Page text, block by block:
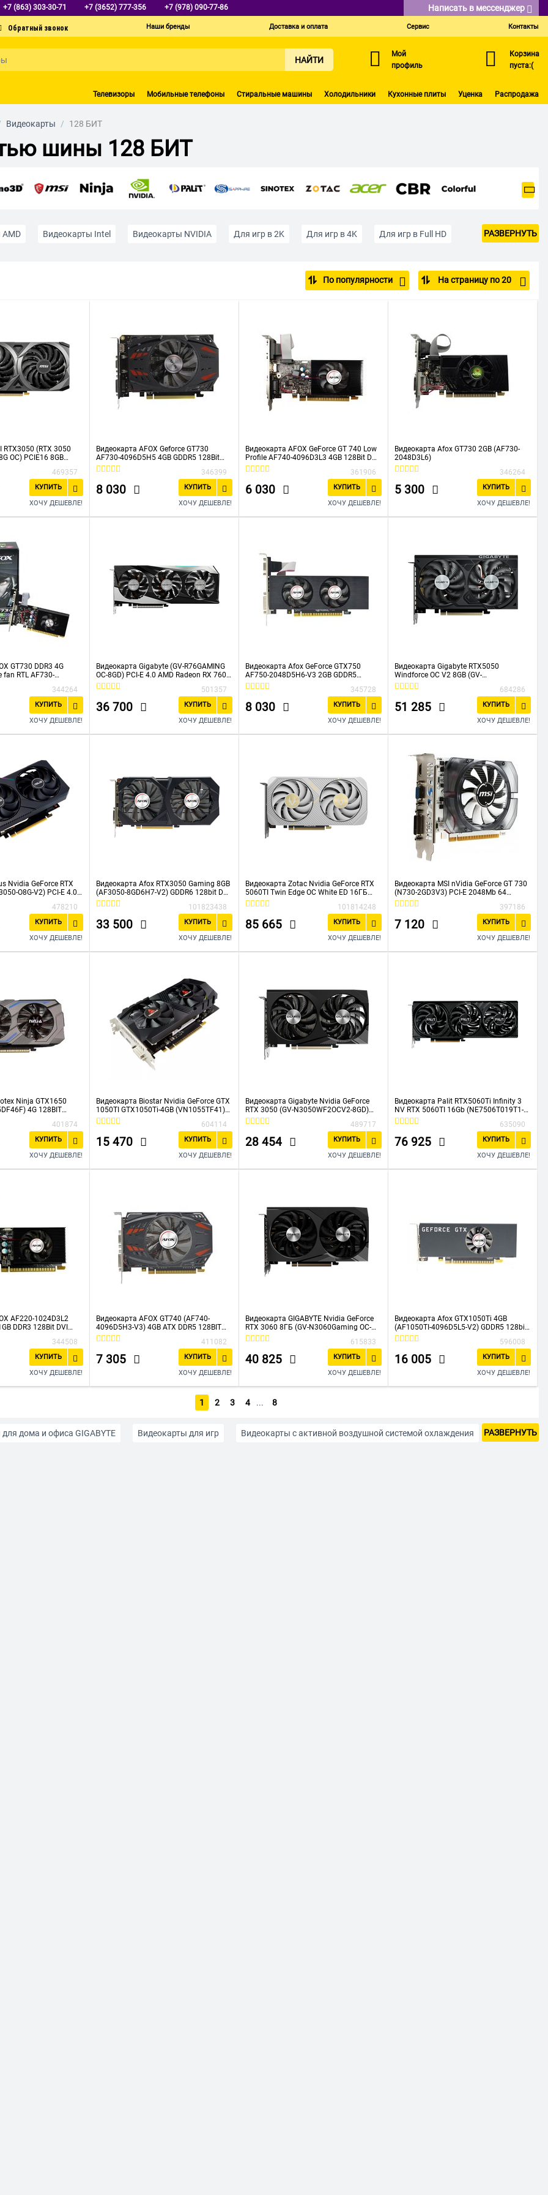
+7 (863) 303-30-71 +7 (3652) 777-356 +7 (978) 090-77-86 Написать в мессенджер
Наши бренды Доставка и оплата Сервис Контакты
НАЙТИ
Мой
профиль
Корзина
пуста:(
Телевизоры Мобильные телефоны Стиральные машины Холодильники Кухонные плиты Уценка Распродажа
Видеокарты / 128 БИТ
шины 128 БИТ
Видеокарты Intel Видеокарты NVIDIA Для игр в 2K Для игр в 4K Для игр в Full HD РАЗВЕРНУТЬ
По популярности На страницу по 20
RTX3050 (RTX 3050
OC) PCIE16 8GB
469357
КУПИТЬ
ХОЧУ ДЕШЕВЛЕ!
Видеокарта AFOX Geforce GT730
AF730-4096D5H5 4GB GDDR5 128Bit
DVI HDMI VGA ATX Single Fan
346399
8 030
КУПИТЬ
ХОЧУ ДЕШЕВЛЕ!
Видеокарта AFOX GeForce GT 740 Low
Profile AF740-4096D3L3 4GB 128Bit DVI
HDMI VGA, Single fan
361906
6 030
КУПИТЬ
ХОЧУ ДЕШЕВЛЕ!
Видеокарта Afox GT730 2GB (AF730-
2048D3L6)
346264
5 300
КУПИТЬ
ХОЧУ ДЕШЕВЛЕ!
GT730 DDR3 4G
fan RTL AF730-
344264
КУПИТЬ
ХОЧУ ДЕШЕВЛЕ!
Видеокарта Gigabyte (GV-R76GAMING
OC-8GD) PCI-E 4.0 AMD Radeon RX 7600
8192Mb 128 GDDR6 2355/18000
501357
36 700
КУПИТЬ
ХОЧУ ДЕШЕВЛЕ!
Видеокарта Afox GeForce GTX750
AF750-2048D5H6-V3 2GB GDDR5
128BIT DVI HDMI VGA ATX SINGLE FAN
345728
8 030
КУПИТЬ
ХОЧУ ДЕШЕВЛЕ!
Видеокарта Gigabyte RTX5050
Windforce OC V2 8GB (GV-
N5050WF2OCV2-8GD) GDDR6 128bit
684286
51 285
КУПИТЬ
ХОЧУ ДЕШЕВЛЕ!
Nvidia GeForce RTX
O8G-V2) PCI-E 4.0
1822/14000
478210
КУПИТЬ
ХОЧУ ДЕШЕВЛЕ!
Видеокарта Afox RTX3050 Gaming 8GB
(AF3050-8GD6H7-V2) GDDR6 128bit DVI
DP HDMI 2Fan RTL
101823438
33 500
КУПИТЬ
ХОЧУ ДЕШЕВЛЕ!
Видеокарта Zotac Nvidia GeForce RTX
5060TI Twin Edge OC White ED 16ГБ
(ZT-B50620Q-10M) GDDR7, Ret
101814248
85 665
КУПИТЬ
ХОЧУ ДЕШЕВЛЕ!
Видеокарта MSI nVidia GeForce GT 730
(N730-2GD3V3) PCI-E 2048Mb 64
GDDR3 902/1600 DVIx1 HDMIx1 CRTx1
397186
7 120
КУПИТЬ
ХОЧУ ДЕШЕВЛЕ!
Ninja GTX1650
4G 128BIT
DP)
401874
КУПИТЬ
ХОЧУ ДЕШЕВЛЕ!
Видеокарта Biostar Nvidia GeForce GTX
1050TI GTX1050Ti-4GB (VN1055TF41)
PCI-E 4Gb 128bit GDDR5 1291/7008
604114
15 470
КУПИТЬ
ХОЧУ ДЕШЕВЛЕ!
Видеокарта Gigabyte Nvidia GeForce
RTX 3050 (GV-N3050WF2OCV2-8GD)
PCI-E 4.0 8192Mb 128 GDDR6
1792/14000 HDMIx2 DPx2 HDCP Ret
489717
28 454
КУПИТЬ
ХОЧУ ДЕШЕВЛЕ!
Видеокарта Palit RTX5060Ti Infinity 3
NV RTX 5060TI 16Gb (NE7506T019T1-
GB2061S) 128bit GDDR7
635090
76 925
КУПИТЬ
ХОЧУ ДЕШЕВЛЕ!
AF220-1024D3L2
DDR3 128Bit DVI
Fan
344508
КУПИТЬ
ХОЧУ ДЕШЕВЛЕ!
Видеокарта AFOX GT740 (AF740-
4096D5H3-V3) 4GB ATX DDR5 128BIT
DVI HDMI VGA SINGLE FAN RTL
411082
7 305
КУПИТЬ
ХОЧУ ДЕШЕВЛЕ!
Видеокарта GIGABYTE Nvidia GeForce
RTX 3060 8ГБ (GV-N3060Gaming OC-
8GD 2.0) Gaming, GDDR6, OC, Ret
615833
40 825
КУПИТЬ
ХОЧУ ДЕШЕВЛЕ!
Видеокарта Afox GTX1050Ti 4GB
(AF1050TI-4096D5L5-V2) GDDR5 128bit
DP HDMI 1Fan LP RTL
596008
16 005
КУПИТЬ
ХОЧУ ДЕШЕВЛЕ!
1 2 3 4 ... 8
дома и офиса GIGABYTE Видеокарты для игр Видеокарты с активной воздушной системой охлаждения РАЗВЕРНУТЬ